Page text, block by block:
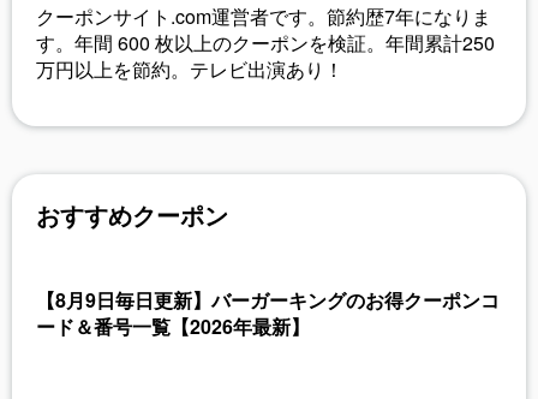
クーポンサイト.com運営者です。節約歴7年になりま
す。年間 600 枚以上のクーポンを検証。年間累計250
万円以上を節約。テレビ出演あり！
おすすめクーポン
【8月9日毎日更新】バーガーキングのお得クーポンコ
ード＆番号一覧【2026年最新】